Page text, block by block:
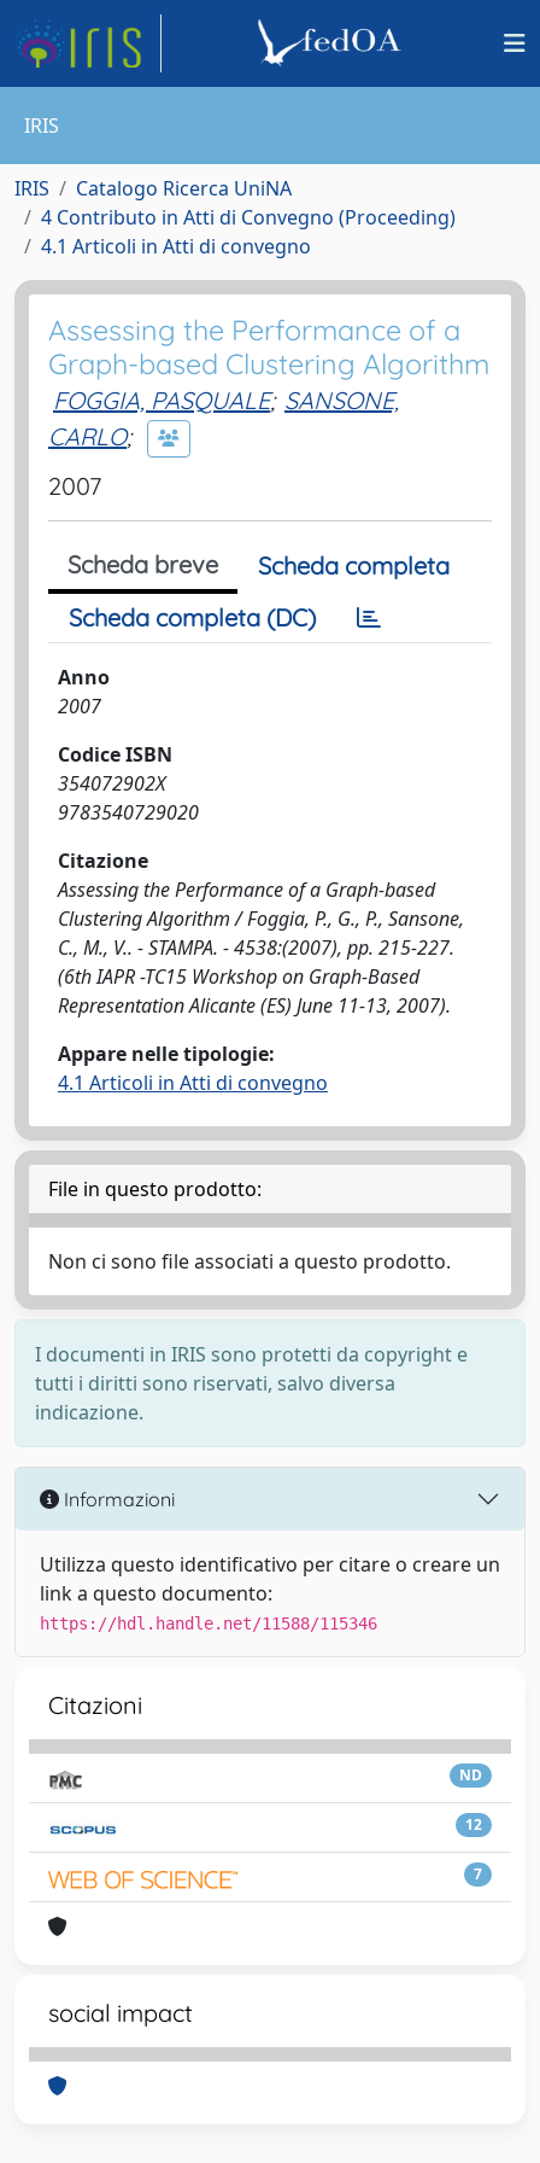
IRIS
IRIS
Catalogo Ricerca UniNA
4 Contributo in Atti di Convegno (Proceeding)
4.1 Articoli in Atti di convegno
Assessing the Performance of a
Graph-based Clustering Algorithm
FOGGIA, PASQUALE; SANSONE,
CARLO;
2007
Scheda breve
Scheda completa
Scheda completa (DC)
Anno
2007
Codice ISBN
354072902X
9783540729020
Citazione
Assessing the Performance of a Graph-based
Clustering Algorithm / Foggia, P., G., P., Sansone,
C., M., V.. - STAMPA. - 4538:(2007), pp. 215-227.
(6th IAPR -TC15 Workshop on Graph-Based
Representation Alicante (ES) June 11-13, 2007).
Appare nelle tipologie:
4.1 Articoli in Atti di convegno
File in questo prodotto:
Non ci sono file associati a questo prodotto.
I documenti in IRIS sono protetti da copyright e
tutti i diritti sono riservati, salvo diversa
indicazione.
Informazioni
Utilizza questo identificativo per citare o creare un
link a questo documento:
https://hdl.handle.net/11588/115346
Citazioni
ND
12
7
social impact